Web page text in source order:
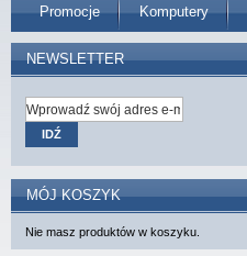
Promocje Komputery
NEWSLETTER
IDŹ
MÓJ KOSZYK
Nie masz produktów w koszyku.